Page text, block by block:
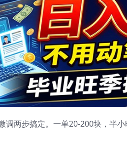
调两步搞定。一单20-200块，半小